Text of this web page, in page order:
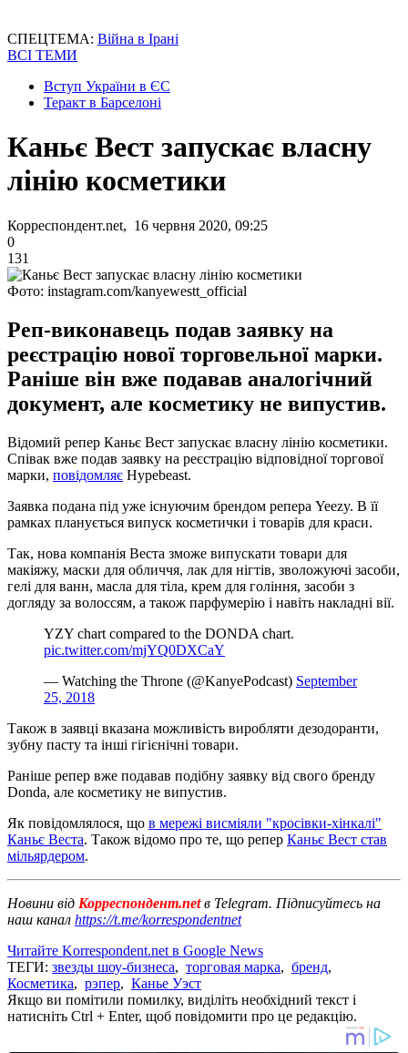
СПЕЦТЕМА: Війна в Ірані
ВСІ ТЕМИ
Вступ України в ЄС
Теракт в Барселоні
Каньє Вест запускає власну
лінію косметики
Корреспондент.net, 16 червня 2020, 09:25
0
131
Фото: instagram.com/kanyewestt_official
Реп-виконавець подав заявку на
реєстрацію нової торговельної марки.
Раніше він вже подавав аналогічний
документ, але косметику не випустив.
Відомий репер Каньє Вест запускає власну лінію косметики.
Співак вже подав заявку на реєстрацію відповідної торгової
марки, повідомляє Hypebeast.
Заявка подана під уже існуючим брендом репера Yeezy. В її
рамках планується випуск косметички і товарів для краси.
Так, нова компанія Веста зможе випускати товари для
макіяжу, маски для обличчя, лак для нігтів, зволожуючі засоби,
гелі для ванн, масла для тіла, крем для гоління, засоби з
догляду за волоссям, а також парфумерію і навіть накладні вії.
YZY chart compared to the DONDA chart.
pic.twitter.com/mjYQ0DXCaY
— Watching the Throne (@KanyePodcast) September
25, 2018
Також в заявці вказана можливість виробляти дезодоранти,
зубну пасту та інші гігієнічні товари.
Раніше репер вже подавав подібну заявку від свого бренду
Donda, але косметику не випустив.
Як повідомлялося, що в мережі висміяли "кросівки-хінкалі"
Каньє Веста. Також відомо про те, що репер Каньє Вест став
мільярдером.
Новини від Корреспондент.netв Telegram. Підписуйтесь на
наш канал https://t.me/korrespondentnet
Читайте Korrespondent.net в Google News
ТЕГИ: звезды шоу-бизнеса, торговая марка, бренд,
Косметика, рэпер, Канье Уэст
Якщо ви помітили помилку, виділіть необхідний текст і
натисніть Ctrl + Enter, щоб повідомити про це редакцію.